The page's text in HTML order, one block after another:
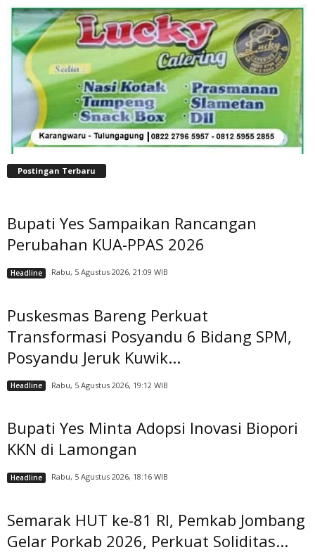
Postingan Terbaru
Bupati Yes Sampaikan Rancangan
Perubahan KUA-PPAS 2026
Headline Rabu, 5 Agustus 2026, 21:09 WIB
Puskesmas Bareng Perkuat
Transformasi Posyandu 6 Bidang SPM,
Posyandu Jeruk Kuwik...
Headline Rabu, 5 Agustus 2026, 19:12 WIB
Bupati Yes Minta Adopsi Inovasi Biopori
KKN di Lamongan
Headline Rabu, 5 Agustus 2026, 18:16 WIB
Semarak HUT ke-81 RI, Pemkab Jombang
Gelar Porkab 2026, Perkuat Soliditas...